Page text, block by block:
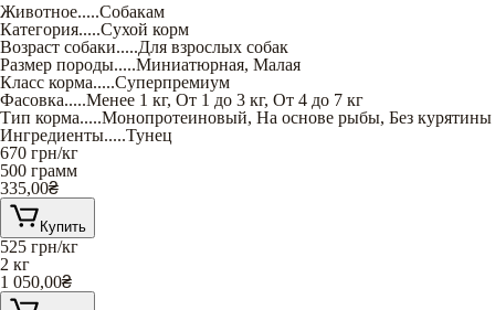
Животное.....Собакам
Категория.....Сухой корм
Возраст собаки.....Для взрослых собак
Размер породы.....Миниатюрная, Малая
Класс корма.....Суперпремиум
Фасовка.....Менее 1 кг, От 1 до 3 кг, От 4 до 7 кг
Тип корма.....Монопротеиновый, На основе рыбы, Без курятины
Ингредиенты.....Тунец
670 грн/кг
500 грамм
335,00₴
Купить
525 грн/кг
2 кг
1 050,00₴